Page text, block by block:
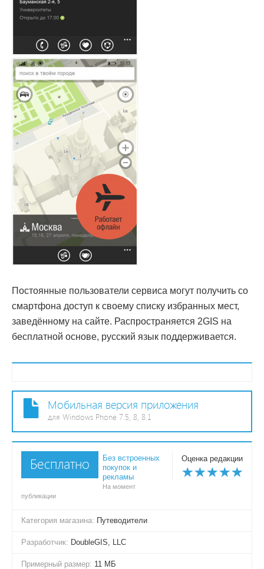
Постоянные пользователи сервиса могут получить со
смартфона доступ к своему списку избранных мест,
заведённому на сайте. Распространяется 2GIS на
бесплатной основе, русский язык поддерживается.
Мобильная версия приложения
для Windows Phone 7.5, 8, 8.1
Бесплатно
Без встроенных
покупок и
рекламы
На момент
публикации
Оценка редакции
Категория магазина: Путеводители
Разработчик: DoubleGIS, LLC
Примерный размер: 11 МБ